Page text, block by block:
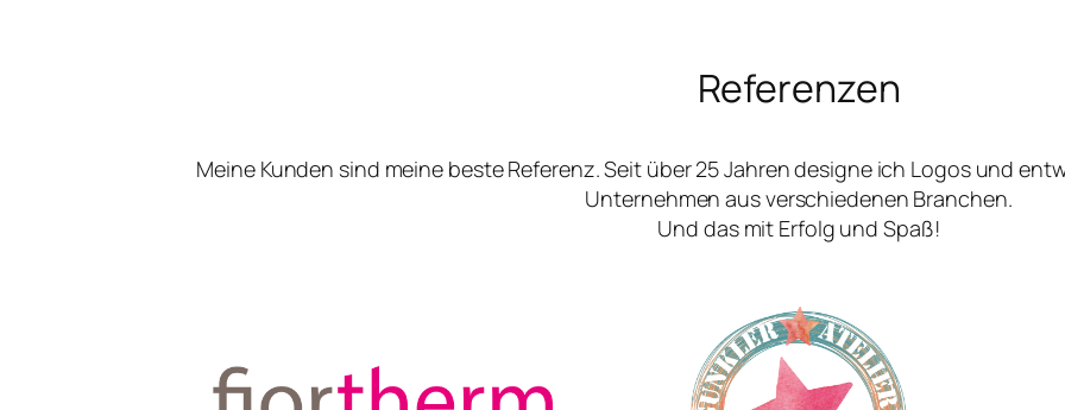
Referenzen
Meine Kunden sind meine beste Referenz. Seit über 25 Jahren designe ich Logos und
Unternehmen aus verschiedenen Branchen.
Und das mit Erfolg und Spaß!